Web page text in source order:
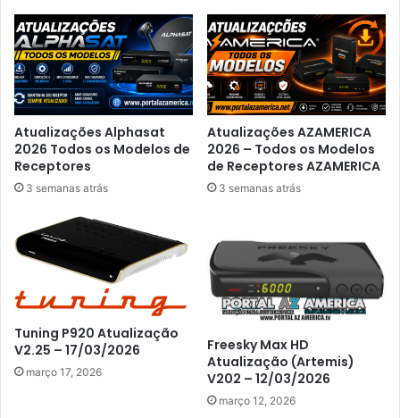
Atualizações Alphasat
2026 Todos os Modelos de
Receptores
3 semanas atrás
Atualizações AZAMERICA
2026 – Todos os Modelos
de Receptores AZAMERICA
3 semanas atrás
Tuning P920 Atualização
V2.25 – 17/03/2026
março 17, 2026
Freesky Max HD
Atualização (Artemis)
V202 – 12/03/2026
março 12, 2026